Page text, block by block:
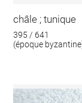
châle ; tunique
395 / 641
(époque